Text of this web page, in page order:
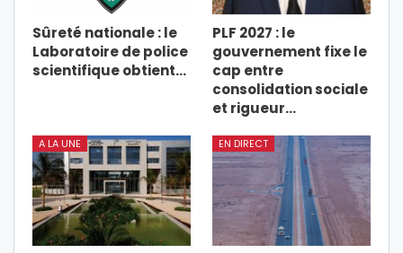
Sûreté nationale : le
Laboratoire de police
scientifique obtient…
PLF 2027 : le
gouvernement fixe le
cap entre
consolidation sociale
et rigueur…
A LA UNE EN DIRECT